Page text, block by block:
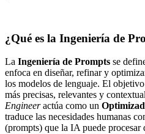
¿Qué es la Ingeniería de
La Ingeniería de Prompts se
enfoca en diseñar, refinar y
los modelos de lenguaje. El
más precisas, relevantes y
Engineeractúa como un
traduce las necesidades humanas
(prompts) que la IA puede procesar